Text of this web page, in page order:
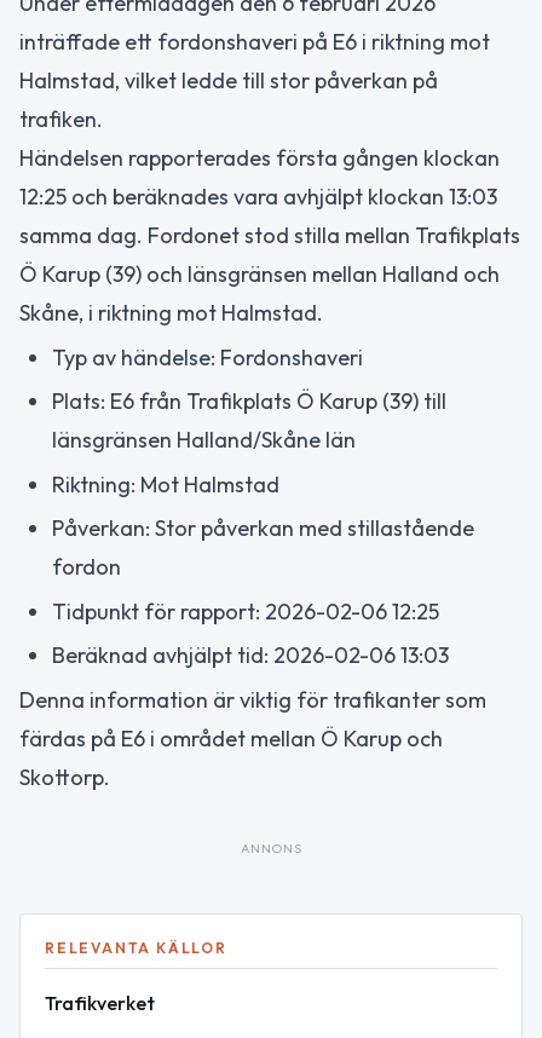
inträffade ett fordonshaveri på E6 i riktning mot
Halmstad, vilket ledde till stor påverkan på
trafiken.
Händelsen rapporterades första gången klockan
12:25 och beräknades vara avhjälpt klockan 13:03
samma dag. Fordonet stod stilla mellan Trafikplats
Ö Karup (39) och länsgränsen mellan Halland och
Skåne, i riktning mot Halmstad.
Typ av händelse: Fordonshaveri
Plats: E6 från Trafikplats Ö Karup (39) till
länsgränsen Halland/Skåne län
Riktning: Mot Halmstad
Påverkan: Stor påverkan med stillastående
fordon
Tidpunkt för rapport: 2026-02-06 12:25
Beräknad avhjälpt tid: 2026-02-06 13:03
Denna information är viktig för trafikanter som
färdas på E6 i området mellan Ö Karup och
Skottorp.
ANNONS
RELEVANTA KÄLLOR
Trafikverket